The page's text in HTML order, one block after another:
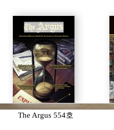
The Argus 554호